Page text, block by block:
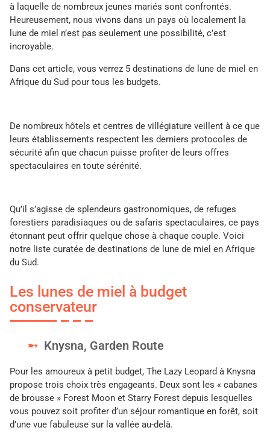
à laquelle de nombreux jeunes mariés sont confrontés.
Heureusement, nous vivons dans un pays où localement la
lune de miel n’est pas seulement une possibilité, c’est
incroyable.
Dans cet article, vous verrez 5 destinations de lune de miel en
Afrique du Sud pour tous les budgets.
De nombreux hôtels et centres de villégiature veillent à ce que
leurs établissements respectent les derniers protocoles de
sécurité afin que chacun puisse profiter de leurs offres
spectaculaires en toute sérénité.
Qu’il s’agisse de splendeurs gastronomiques, de refuges
forestiers paradisiaques ou de safaris spectaculaires, ce pays
étonnant peut offrir quelque chose à chaque couple. Voici
notre liste curatée de destinations de lune de miel en Afrique
du Sud.
Les lunes de miel à budget
conservateur
Knysna, Garden Route
Pour les amoureux à petit budget, The Lazy Leopard à Knysna
propose trois choix très engageants. Deux sont les « cabanes
de brousse » Forest Moon et Starry Forest depuis lesquelles
vous pouvez soit profiter d’un séjour romantique en forêt, soit
d’une vue fabuleuse sur la vallée au-delà.